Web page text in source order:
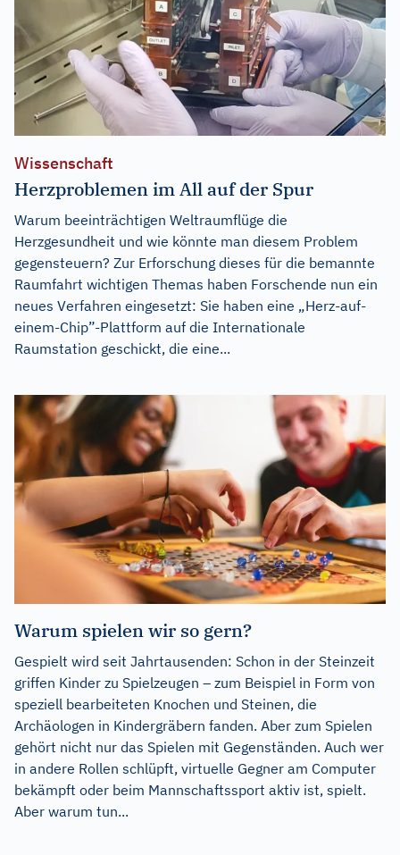
Wissenschaft
Herzproblemen im All auf der Spur
Warum beeinträchtigen Weltraumflüge die
Herzgesundheit und wie könnte man diesem Problem
gegensteuern? Zur Erforschung dieses für die bemannte
Raumfahrt wichtigen Themas haben Forschende nun ein
neues Verfahren eingesetzt: Sie haben eine „Herz-auf-
einem-Chip”-Plattform auf die Internationale
Raumstation geschickt, die eine...
Warum spielen wir so gern?
Gespielt wird seit Jahrtausenden: Schon in der Steinzeit
griffen Kinder zu Spielzeugen – zum Beispiel in Form von
speziell bearbeiteten Knochen und Steinen, die
Archäologen in Kindergräbern fanden. Aber zum Spielen
gehört nicht nur das Spielen mit Gegenständen. Auch wer
in andere Rollen schlüpft, virtuelle Gegner am Computer
bekämpft oder beim Mannschaftssport aktiv ist, spielt.
Aber warum tun...